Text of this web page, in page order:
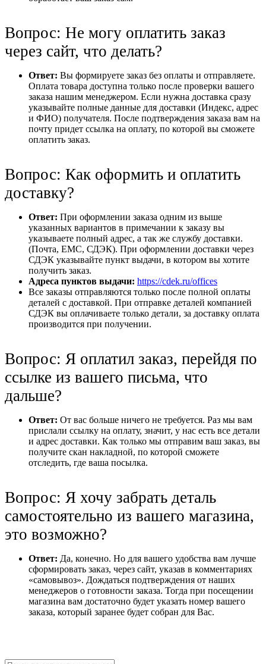
Вопрос: Не могу оплатить заказ
через сайт, что делать?
Ответ: Вы формируете заказ без оплаты и отправляете.
Оплата товара доступна только после проверки вашего
заказа нашим менеджером. Если нужна доставка сразу
указывайте полные данные для доставки (Индекс, адрес
и ФИО) получателя. После подтверждения заказа вам на
почту придет ссылка на оплату, по которой вы сможете
оплатить заказ.
Вопрос: Как оформить и оплатить
доставку?
Ответ: При оформлении заказа одним из выше
указанных вариантов в примечании к заказу вы
указываете полный адрес, а так же службу доставки.
(Почта, ЕМС, СДЭК). При оформлении доставки через
СДЭК указывайте пункт выдачи, в котором вы хотите
получить заказ.
Адреса пунктов выдачи: https://cdek.ru/offices
Все заказы отправляются только после полной оплаты
деталей с доставкой. При отправке деталей компанией
СДЭК вы оплачиваете только детали, за доставку оплата
производится при получении.
Вопрос: Я оплатил заказ, перейдя по
ссылке из вашего письма, что
дальше?
Ответ: От вас больше ничего не требуется. Раз мы вам
прислали ссылку на оплату, значит, у нас есть все детали
и адрес доставки. Как только мы отправим ваш заказ, вы
получите скан накладной, по которой сможете
отследить, где ваша посылка.
Вопрос: Я хочу забрать деталь
самостоятельно из вашего магазина,
это возможно?
Ответ: Да, конечно. Но для вашего удобства вам лучше
сформировать заказ, через сайт, указав в комментариях
«самовывоз». Дождаться подтверждения от наших
менеджеров о готовности заказа. Тогда при посещении
магазина вам достаточно будет указать номер вашего
заказа, который заранее будет собран для Вас.